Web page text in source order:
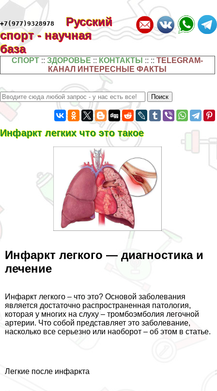
+7(977)9328978
Русский
спорт - научная
база
СПОРТ ::ЗДОРОВЬЕ :: КОНТАКТЫ :: ::TELEGRAM-
КАНАЛ ИНТЕРЕСНЫЕ ФАКТЫ
Инфаркт легких что это такое
Инфаркт легкого — диагностика и
лечение
Инфаркт легкого – что это? Основой заболевания
является достаточно распространенная патология,
которая у многих на слуху – тромбоэмболия легочной
артерии. Что собой представляет это заболевание,
насколько все серьезно или наоборот – об этом в статье.
Легкие после инфаркта